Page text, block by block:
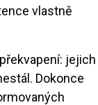
vlastně
jejich
Dokonce